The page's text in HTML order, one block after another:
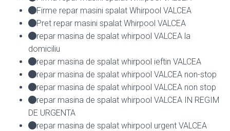
Firme repar masini spalat Whirpool VALCEA
Pret repar masini spalat Whirpool VALCEA
repar masina de spalat whirpool VALCEA la
domiciliu
repar masina de spalat whirpool ieftin VALCEA
repar masina de spalat whirpool VALCEA non-stop
repar masina de spalat whirpool VALCEA non stop
repar masina de spalat whirpool VALCEA IN REGIM
DE URGENTA
repar masina de spalat whirpool urgent VALCEA